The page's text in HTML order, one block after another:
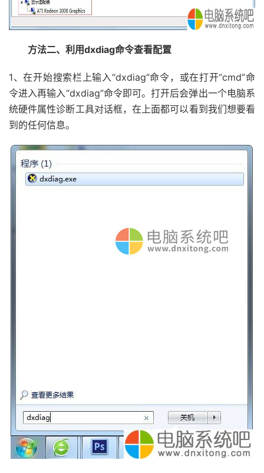
方法二、利用dxdiag命令查看配置
1、在开始搜索栏上输入“dxdiag”命令，或在打开“cmd”命
令进入再输入“dxdiag”命令即可。打开后会弹出一个电脑系
统硬件属性诊断工具对话框，在上面都可以看到我们想要看
到的任何信息。